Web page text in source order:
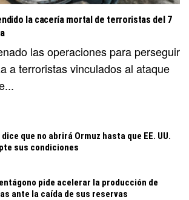
la cacería mortal de terroristas del 7
las operaciones para perseguir
a terroristas vinculados al ataque
que no abrirá Ormuz hasta que EE. UU.
sus condiciones
pide acelerar la producción de
ante la caída de sus reservas